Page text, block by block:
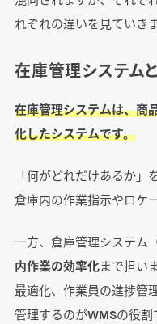
れぞれの違いを見ていき
在庫管理システム
在庫管理システムは、商
化したシステムです。
「何がどれだけあるか」
倉庫内の作業指示やロケ
一方、倉庫管理システム
内作業の効率化まで担い
最適化、作業員の進捗管
管理するのがWMSの役割